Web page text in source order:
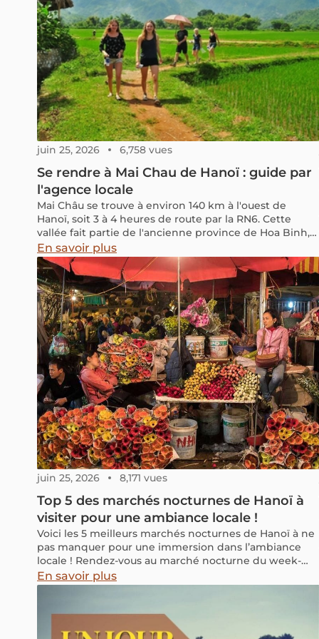
juin 25, 2026 6,758 vues
Se rendre à Mai Chau de Hanoï : guide par
l'agence locale
Mai Châu se trouve à environ 140 km à l'ouest de
Hanoï, soit 3 à 4 heures de route par la RN6. Cette
vallée fait partie de l'ancienne province de Hoa Binh,
intégrée depuis 2025 à la nouvelle province de Phu
Tho, et reste une escapade nature prisée pour
découvrir les villages thaïs sur pilotis entourés de
rizières et de collines verdoyantes.
En savoir plus
juin 25, 2026 8,171 vues
Top 5 des marchés nocturnes de Hanoï à
visiter pour une ambiance locale !
Voici les 5 meilleurs marchés nocturnes de Hanoï à ne
pas manquer pour une immersion dans l’ambiance
locale ! Rendez-vous au marché nocturne du week-
end lorsque vous êtes à Hanoï : il offre tout ce que
vous pouvez désirer, que ce soit une expérience
authentiquement locale.
En savoir plus